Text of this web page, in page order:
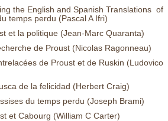
the English and Spanish Translations of
temps perdu (Pascal A Ifri)
et la politique (Jean-Marc Quaranta)
de Proust (Nicolas Ragonneau)
de Proust et de Ruskin (Ludovico
de la felicidad (Herbert Craig)
du temps perdu (Joseph Brami)
et Cabourg (William C Carter)